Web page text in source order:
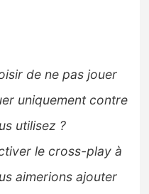
de ne pas jouer
uniquement contre
utilisez ?
le cross-play à
aimerions ajouter